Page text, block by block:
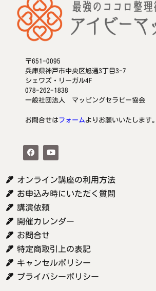
〒651-0095
兵庫県神戸市中央区旭通3丁目3-7
シェワズ・リーガル4F
078-262-1838
一般社団法人 マッピングセラピー協会
お問合せはフォーム よりお願いいたします。
オンライン講座の利用方法
お申込み時にいただく質問
講演依頼
開催カレンダー
お問合せ
特定商取引上の表記
キャンセルポリシー
プライバシーポリシー